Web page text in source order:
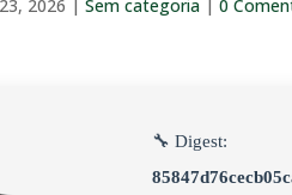
2026 | Sem categoria | 0
🔧 Digest: